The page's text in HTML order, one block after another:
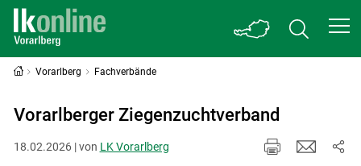
Vorarlberg Fachverbände
Vorarlberger Ziegenzuchtverband
18.02.2026 | von LK Vorarlberg